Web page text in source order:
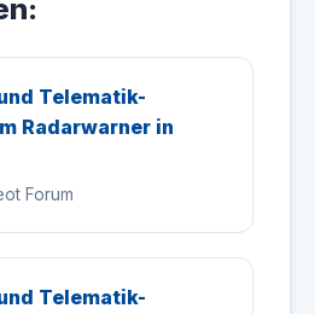
Telematik-
Radarwarner in
Forum
Telematik-